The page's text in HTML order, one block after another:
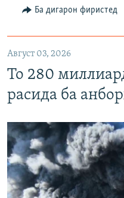
Ба дигарон фиристед
Август 03, 2026
То 280
расида ба